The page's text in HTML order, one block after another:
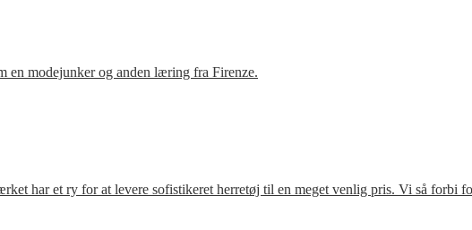
en modejunker og anden læring fra Firenze.
har et ry for at levere sofistikeret herretøj til en meget venlig pris. Vi så forbi